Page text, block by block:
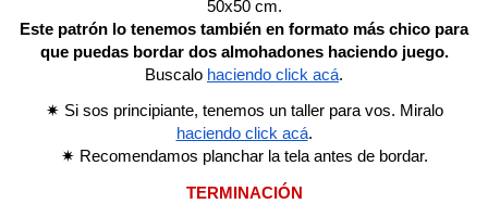
50x50 cm.
Este patrón lo tenemos también en formato más chico para
que puedas bordar dos almohadones haciendo juego.
Buscalo haciendo click acá.
✷ Si sos principiante, tenemos untaller para vos. Miralo
haciendo click acá.
✷ Recomendamos planchar la tela antes de bordar.
TERMINACIÓN